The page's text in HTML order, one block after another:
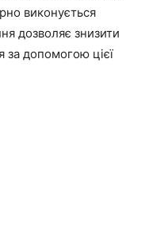
виконується
дозволяє знизити
за допомогою цієї